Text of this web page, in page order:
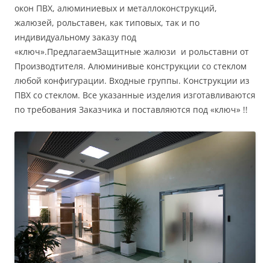
окон ПВХ, алюминиевых и металлоконструкций,
жалюзей, рольставен, как типовых, так и по
индивидуальному заказу под
«ключ».ПредлагаемЗащитные жалюзи и рольставни от
Производтителя. Алюминивые конструкции со стеклом
любой конфигурации. Входные группы. Конструкции из
ПВХ со стеклом. Все указанные изделия изготавливаются
по требования Заказчика и поставляются под «ключ» !!